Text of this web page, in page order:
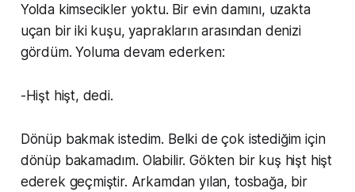
Yolda kimsecikler yoktu. Bir evin damını, uzakta
uçan bir iki kuşu, yaprakların arasından denizi
gördüm. Yoluma devam ederken:
-Hişt hişt, dedi.
Dönüp bakmak istedim. Belki de çok istediğim için
dönüp bakamadım. Olabilir. Gökten bir kuş hişt hişt
ederek geçmiştir. Arkamdan yılan, tosbağa, bir